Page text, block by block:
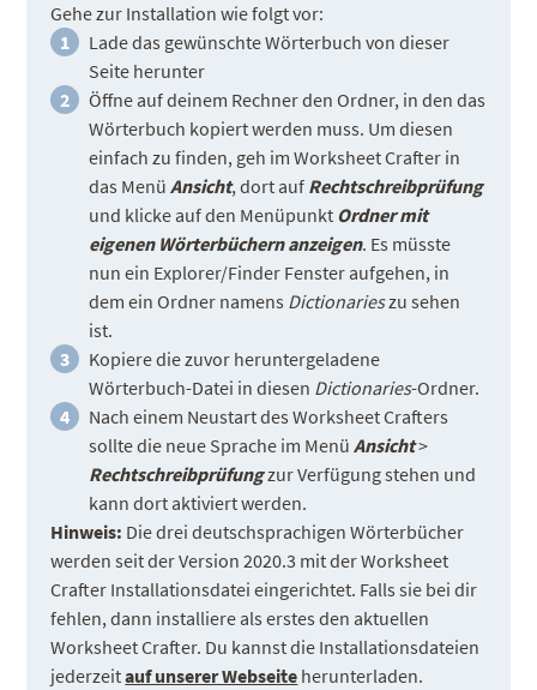
Gehe zur Installation wie folgt vor:
Lade das gewünschte Wörterbuch von dieser
Seite herunter
Öffne auf deinem Rechner den Ordner, in den das
Wörterbuch kopiert werden muss. Um diesen
einfach zu finden, geh im Worksheet Crafter in
das MenüAnsicht, dort auf Rechtschreibprüfung
und klicke auf den Menüpunkt Ordner mit
eigenen Wörterbüchern anzeigen. Es müsste
nun ein Explorer/Finder Fenster aufgehen, in
dem ein Ordner namens Dictionarieszu sehen
ist.
Kopiere die zuvor heruntergeladene
Wörterbuch-Datei in diesen Dictionaries-Ordner.
Nach einem Neustart des Worksheet Crafters
sollte die neue Sprache im MenüAnsicht>
Rechtschreibprüfungzur Verfügung stehen und
kann dort aktiviert werden.
Hinweis: Die drei deutschsprachigen Wörterbücher
werden seit der Version 2020.3 mit der Worksheet
Crafter Installationsdatei eingerichtet. Falls sie bei dir
fehlen, dann installiere als erstes den aktuellen
Worksheet Crafter. Du kannst die Installationsdateien
jederzeitauf unserer Webseite herunterladen.